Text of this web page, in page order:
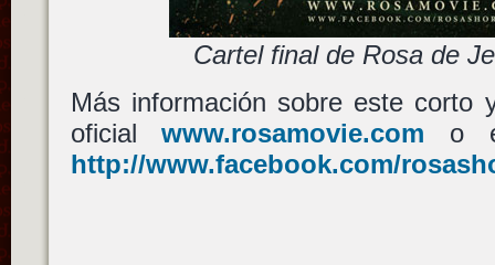
Cartel final de Rosa de
Más información sobre este corto
oficialwww.rosamovie.com o
http://www.facebook.com/